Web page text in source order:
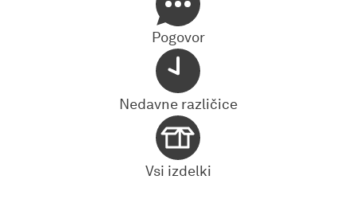
Pogovor
Nedavne različice
Vsi izdelki